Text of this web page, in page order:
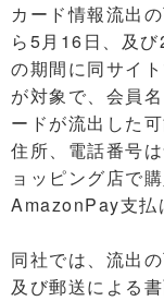
カード情報流出
ら5月16日、及
の期間に同サイ
が対象で、会員
ードが流出した
住所、電話番号
ョッピング店で
AmazonPay支払
同社では、流出
及び郵送による